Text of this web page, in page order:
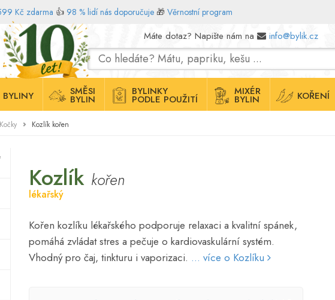
Kč zdarma 👍 98 % lidí nás doporučuje 🎁 Věrnostní program
Máte dotaz? Napište nám na info@bylik.cz
BYLINY SMĚSI
BYLIN
BYLINKY
PODLE POUŽITÍ
MIXÉR
BYLIN KOŘENÍ
Kočky Kozlík kořen
Kozlík kořen
lékařský
Kořen kozlíku lékařského podporuje relaxaci a kvalitní spánek,
pomáhá zvládat stres a pečuje o kardiovaskulární systém.
Vhodný pro čaj, tinkturu i vaporizaci. ... více o Kozlíku